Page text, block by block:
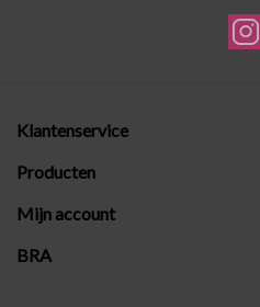
Klantenservice
Producten
Mijn account
BRA